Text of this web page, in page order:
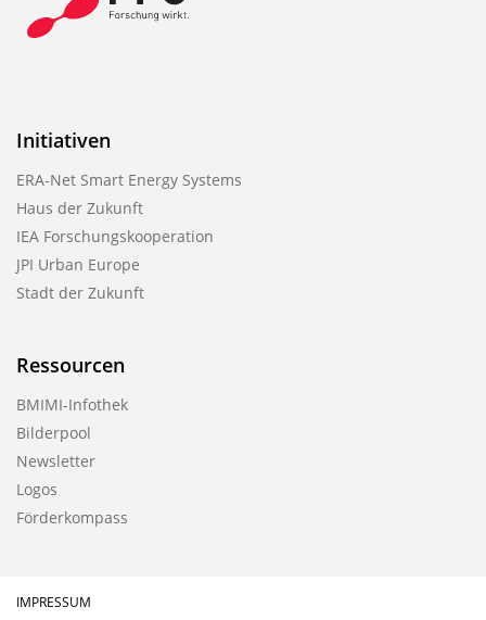
Initiativen
ERA-Net Smart Energy Systems
Haus der Zukunft
IEA Forschungskooperation
JPI Urban Europe
Stadt der Zukunft
Ressourcen
BMIMI-Infothek
Bilderpool
Newsletter
Logos
Förderkompass
IMPRESSUM